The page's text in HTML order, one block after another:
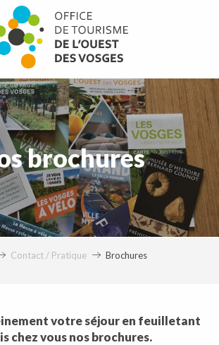
brochures
Contact / Pratique Brochures
votre séjour en feuilletant
chez vous nos brochures.